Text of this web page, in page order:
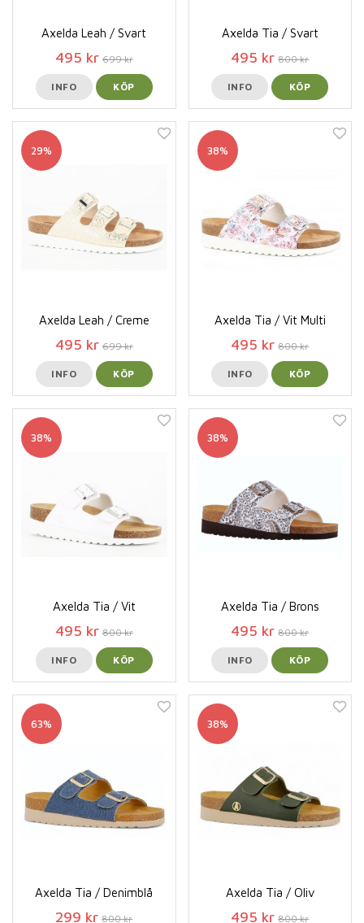
Axelda Leah / Svart
495 kr 699 kr
INFO KÖP
Axelda Tia / Svart
495 kr 800 kr
INFO KÖP
29%
Axelda Leah / Creme
495 kr 699 kr
INFO KÖP
38%
Axelda Tia / Vit Multi
495 kr 800 kr
INFO KÖP
38%
Axelda Tia / Vit
495 kr 800 kr
INFO KÖP
38%
Axelda Tia / Brons
495 kr 800 kr
INFO KÖP
63%
Axelda Tia / Denimblå
299 kr 800 kr
38%
Axelda Tia / Oliv
495 kr 800 kr